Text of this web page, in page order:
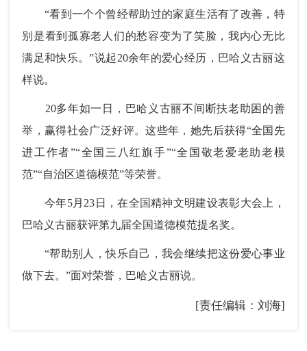
“看到一个个曾经帮助过的家庭生活有了改善，特
别是看到孤寡老人们的愁容变为了笑脸，我内心无比
满足和快乐。”说起20余年的爱心经历，巴哈义古丽这
样说。
20多年如一日，巴哈义古丽不间断扶老助困的善
举，赢得社会广泛好评。这些年，她先后获得“全国先
进工作者”“全国三八红旗手”“全国敬老爱老助老模
范”“自治区道德模范”等荣誉。
今年5月23日，在全国精神文明建设表彰大会上，
巴哈义古丽获评第九届全国道德模范提名奖。
“帮助别人，快乐自己，我会继续把这份爱心事业
做下去。”面对荣誉，巴哈义古丽说。
[责任编辑：刘海]